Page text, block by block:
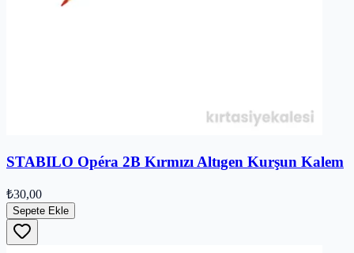
STABILO Opéra 2B Kırmızı Altıgen Kurşun Kalem
₺30,00
Sepete Ekle